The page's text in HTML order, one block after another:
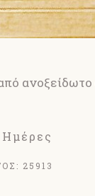
25913